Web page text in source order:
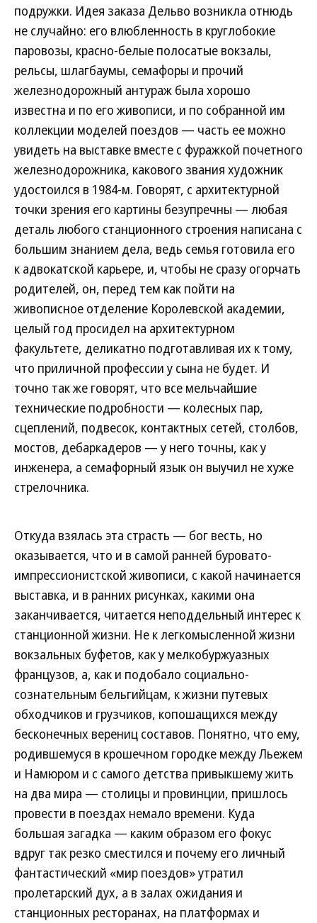
подружки. Идея заказа Дельво возникла отнюдь
не случайно: его влюбленность в круглобокие
паровозы, красно-белые полосатые вокзалы,
рельсы, шлагбаумы, семафоры и прочий
железнодорожный антураж была хорошо
известна и по его живописи, и по собранной им
коллекции моделей поездов — часть ее можно
увидеть на выставке вместе с фуражкой почетного
железнодорожника, какового звания художник
удостоился в 1984-м. Говорят, с архитектурной
точки зрения его картины безупречны — любая
деталь любого станционного строения написана с
большим знанием дела, ведь семья готовила его
к адвокатской карьере, и, чтобы не сразу огорчать
родителей, он, перед тем как пойти на
живописное отделение Королевской академии,
целый год просидел на архитектурном
факультете, деликатно подготавливая их к тому,
что приличной профессии у сына не будет. И
точно так же говорят, что все мельчайшие
технические подробности — колесных пар,
сцеплений, подвесок, контактных сетей, столбов,
мостов, дебаркадеров — у него точны, как у
инженера, а семафорный язык он выучил не хуже
стрелочника.
Откуда взялась эта страсть — бог весть, но
оказывается, что и в самой ранней буровато-
импрессионистской живописи, с какой начинается
выставка, и в ранних рисунках, какими она
заканчивается, читается неподдельный интерес к
станционной жизни. Не к легкомысленной жизни
вокзальных буфетов, как у мелкобуржуазных
французов, а, как и подобало социально-
сознательным бельгийцам, к жизни путевых
обходчиков и грузчиков, копошащихся между
бесконечных верениц составов. Понятно, что ему,
родившемуся в крошечном городке между Льежем
и Намюром и с самого детства привыкшему жить
на два мира — столицы и провинции, пришлось
провести в поездах немало времени. Куда
большая загадка — каким образом его фокус
вдруг так резко сместился и почему его личный
фантастический «мир поездов» утратил
пролетарский дух, а в залах ожидания и
станционных ресторанах, на платформах и